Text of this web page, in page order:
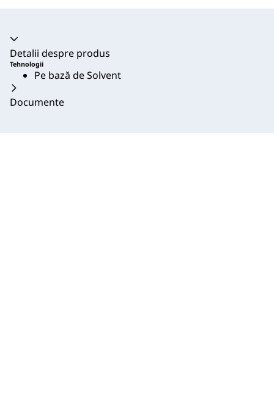
Acordeon prăbușit
Detalii despre produs
Tehnologii
Pe bază de Solvent
Documente